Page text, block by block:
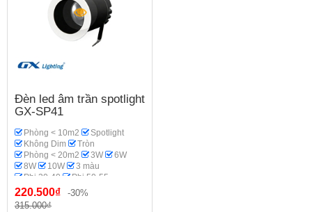
Đèn led âm trần spotlight
GX-SP41
Phòng < 10m2
Spotlight
Không Dim
Tròn
Phòng < 20m2
3W
6W
8W
10W
3 màu
Phi 30-40
Phi 50-55
Phi 60
Philips OEM
Phòng thờ
220.500₫
-30%
315.000₫